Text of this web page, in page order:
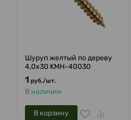
Шуруп желтый по дереву
4,0х30 KMH-40030
1 руб./шт.
В наличии
В корзину